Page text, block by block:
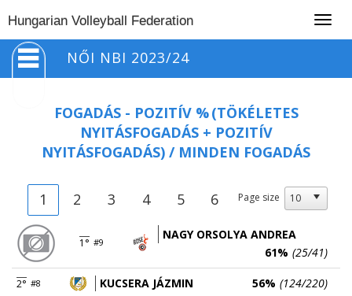
Hungarian Volleyball Federation
NŐI NBI 2023/24
FOGADÁS - POZITÍV %(TÖKÉLETES
NYITÁSFOGADÁS + POZITÍV
NYITÁSFOGADÁS) / MINDEN FOGADÁS
1 2 3 4 5 6 Page size
1° #9
NAGY ORSOLYA ANDREA
61% (25/41)
2° #8 KUCSERA JÁZMIN 56% (124/220)